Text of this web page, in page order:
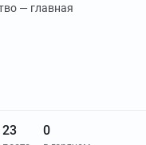
— главная
23 0